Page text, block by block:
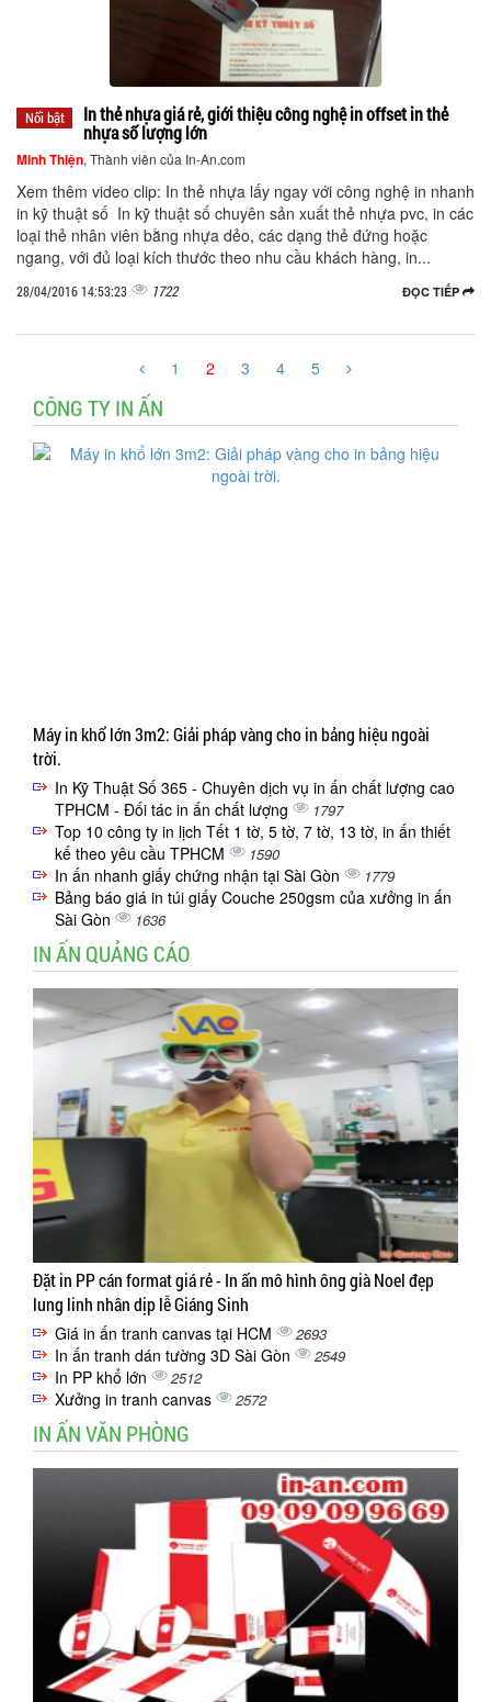
Nổi bật
In thẻ nhựa giá rẻ, giới thiệu công nghệ in offset in thẻ
nhựa số lượng lớn
Minh Thiện, Thành viên của In-An.com
Xem thêm video clip: In thẻ nhựa lấy ngay với công nghệ in nhanh
in kỹ thuật số In kỹ thuật số chuyên sản xuất thẻ nhựa pvc, in các
loại thẻ nhân viên bằng nhựa dẻo, các dạng thẻ đứng hoặc
ngang, với đủ loại kích thước theo nhu cầu khách hàng, in...
ĐỌC TIẾP
28/04/2016 14:53:23 1722
1 2 3 4 5
CÔNG TY IN ẤN
Máy in khổ lớn 3m2: Giải pháp vàng cho in bảng hiệu ngoài
trời.
In Kỹ Thuật Số 365 - Chuyên dịch vụ in ấn chất lượng cao
TPHCM - Đối tác in ấn chất lượng
1797
Top 10 công ty in lịch Tết 1 tờ, 5 tờ, 7 tờ, 13 tờ, in ấn thiết
kế theo yêu cầu TPHCM
1590
In ấn nhanh giấy chứng nhận tại Sài Gòn 1779
Bảng báo giá in túi giấy Couche 250gsm của xưởng in ấn
Sài Gòn
1636
IN ẤN QUẢNG CÁO
Đặt in PP cán format giá rẻ - In ấn mô hình ông già Noel đẹp
lung linh nhân dịp lễ Giáng Sinh
Giá in ấn tranh canvas tại HCM 2693
In ấn tranh dán tường 3D Sài Gòn 2549
In PP khổ lớn 2512
Xưởng in tranh canvas 2572
IN ẤN VĂN PHÒNG